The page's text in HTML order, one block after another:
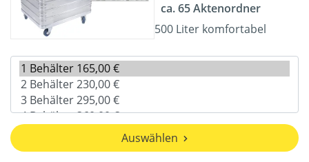
ca. 65 Aktenordner
500 Liter komfortabel
Auswählen